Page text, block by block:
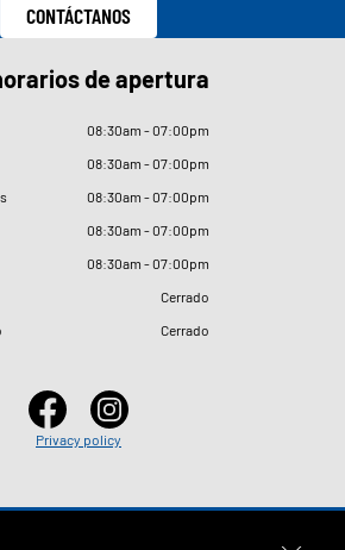
CONTÁCTANOS
de apertura
08:30am - 07:00pm
08:30am - 07:00pm
08:30am - 07:00pm
08:30am - 07:00pm
08:30am - 07:00pm
Cerrado
Cerrado
Privacy policy